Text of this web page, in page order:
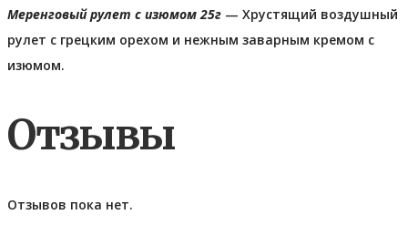
Меренговый рулет с изюмом 25г — Хрустящий воздушный
рулет с грецким орехом и нежным заварным кремом с
изюмом.
Отзывы
Отзывов пока нет.